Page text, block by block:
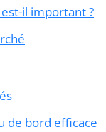
il important ?
de bord efficace